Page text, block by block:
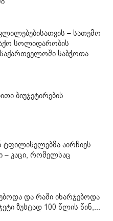
– სათემო
სოლიდარობის
საბჭოთა
ბიუჯეტირების
ტფილისელებმა აირჩიეს
– კაცი, რომელსაც
და რაში იხარჯებოდა
ზუსტად 100 წლის წინ,...